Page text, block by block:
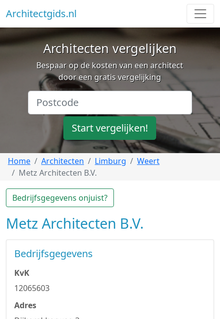
Architectgids.nl
Architecten vergelijken
Bespaar op de kosten van een architect
door een gratis vergelijking
Start vergelijken!
Home Architecten Limburg
Weert
Metz Architecten B.V.
Bedrijfsgegevens onjuist?
Metz Architecten B.V.
Bedrijfsgegevens
KvK
12065603
Adres